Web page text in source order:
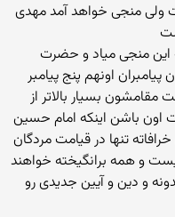
منجی خواهد آمد مهدی
این منجی میاد و حضرت
اونهم پنج پیامبر
بسیار بالاتر از
باشن اینکه امام حسین
تنها در قیامت مردگان
و همه برانگیخته خواهند
و دین و آیین جدیدی رو